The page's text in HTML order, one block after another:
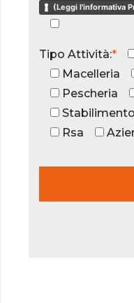
(Leggi l'informativa
Tipo Attività:*
Macelleria
Pescheria
Rsa